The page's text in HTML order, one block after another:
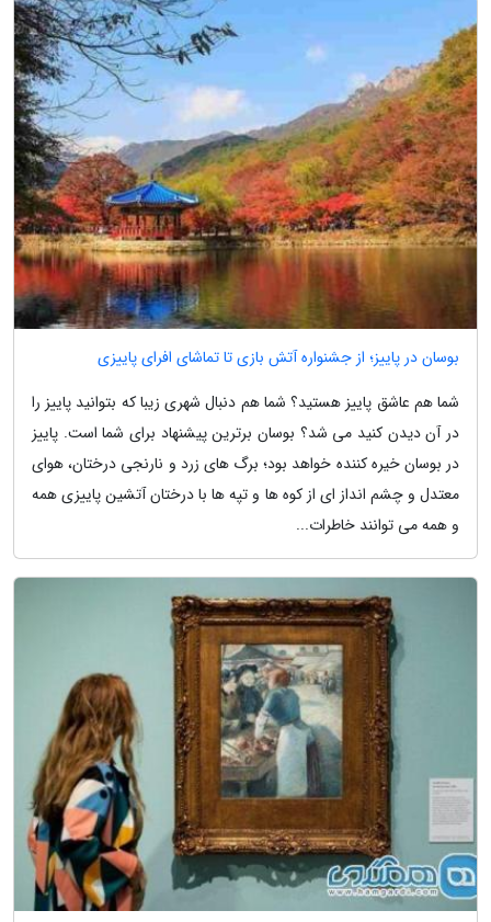
بوسان در پاییز؛ از جشنواره آتش بازی تا تماشای افرای پاییزی
شما هم عاشق پاییز هستید؟ شما هم دنبال شهری زیبا که بتوانید پاییز را
در آن دیدن کنید می شد؟ بوسان برترین پیشنهاد برای شما است. پاییز
در بوسان خیره کننده خواهد بود؛ برگ های زرد و نارنجی درختان، هوای
معتدل و چشم انداز ای از کوه ها و تپه ها با درختان آتشین پاییزی همه
و همه می توانند خاطرات...